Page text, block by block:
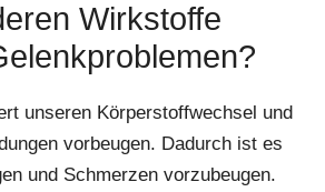
Wirkstoffe
unseren Körperstoffwechsel und
vorbeugen. Dadurch ist es
und Schmerzen vorzubeugen.